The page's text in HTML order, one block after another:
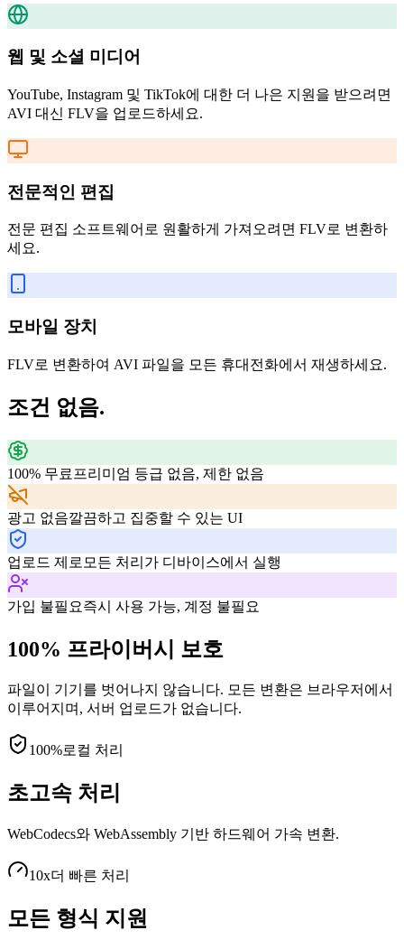
웹 및 소셜 미디어
YouTube, Instagram 및 TikTok에 대한 더 나은 지원을 받으려면
AVI 대신 FLV을 업로드하세요.
전문적인 편집
전문 편집 소프트웨어로 원활하게 가져오려면 FLV로 변환하
세요.
모바일 장치
FLV로 변환하여 AVI 파일을 모든 휴대전화에서 재생하세요.
조건 없음.
100% 무료 프리미엄 등급 없음, 제한 없음
광고 없음깔끔하고 집중할 수 있는 UI
업로드 제로 모든 처리가 디바이스에서 실행
가입 불필요즉시 사용 가능, 계정 불필요
100% 프라이버시 보호
파일이 기기를 벗어나지 않습니다. 모든 변환은 브라우저에서
이루어지며, 서버 업로드가 없습니다.
100%로컬 처리
초고속 처리
WebCodecs와 WebAssembly 기반 하드웨어 가속 변환.
10x더 빠른 처리
모든 형식 지원